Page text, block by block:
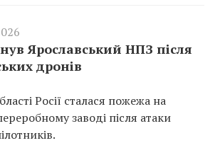
Ярославський НПЗ після
дронів
Росії сталася пожежа на
заводі після атаки